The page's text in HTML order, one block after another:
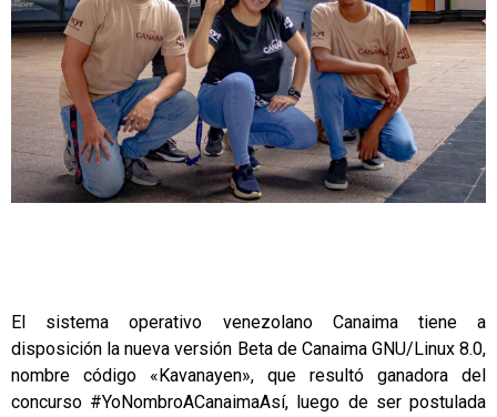
El sistema operativo venezolano Canaima tiene a
disposición la nueva versión Beta de Canaima GNU/Linux 8.0,
nombre código «Kavanayen», que resultó ganadora del
concurso #YoNombroACanaimaAsí, luego de ser postulada